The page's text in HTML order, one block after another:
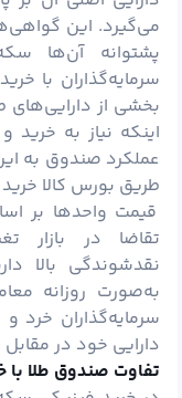
می‌گیرد. این
پشتوانه آن‌ها
سرمایه‌گذاران با
بخشی از
اینکه نیاز به
عملکرد صندوق به
طریق بورس کالا
قیمت واحدها بر
تقاضا در بازار
نقدشوندگی بالا
به‌صورت روزانه
سرمایه‌گذاران خرد
دارایی خود در
تفاوت صندوق طلا